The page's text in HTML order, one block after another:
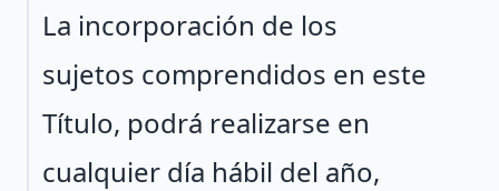
Párrafo 1
La incorporación de los
sujetos comprendidos en este
Título, podrá realizarse en
cualquier día hábil del año,